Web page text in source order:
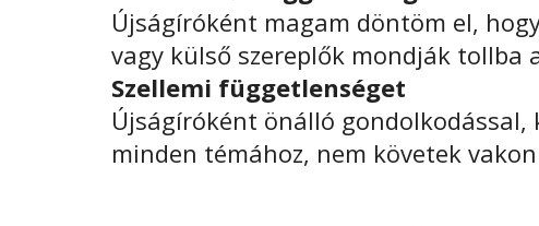
Újságíróként magam döntöm el,
vagy külső szereplők mondják tollba
Szellemi függetlenséget
Újságíróként önálló
minden témához, nem követek